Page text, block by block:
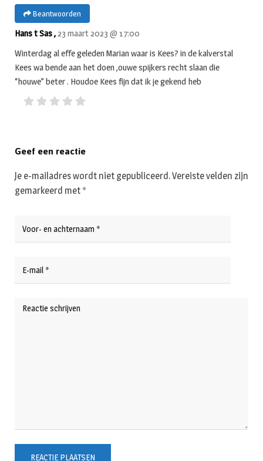
Beantwoorden
Hans t Sas ,23 maart 2023 @ 17:00
Winterdag al effe geleden Marian waar is Kees? in de kalverstal
Kees wa bende aan het doen ,ouwe spijkers recht slaan die
“houwe” beter . Houdoe Kees fijn dat ik je gekend heb
Geef een reactie
Je e-mailadres wordt niet gepubliceerd.Vereiste velden zijn
gemarkeerd met *